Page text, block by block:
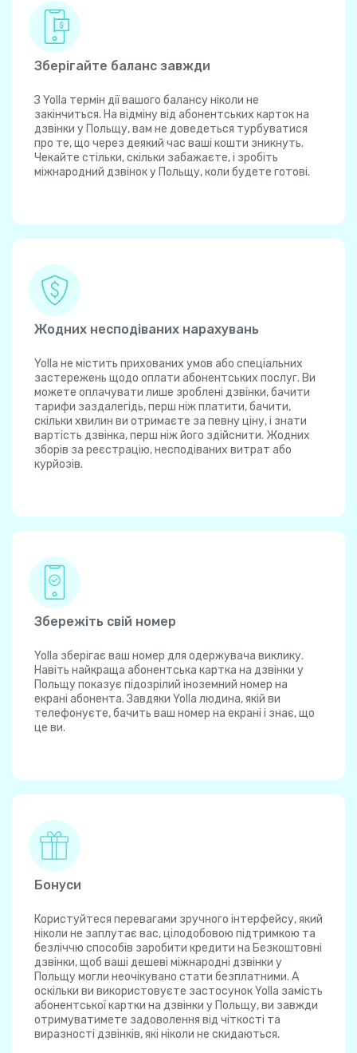
Зберігайте баланс завжди
З Yolla термін дії вашого балансу ніколи не
закінчиться. На відміну від абонентських карток на
дзвінки у Польщу, вам не доведеться турбуватися
про те, що через деякий час ваші кошти зникнуть.
Чекайте стільки, скільки забажаєте, і зробіть
міжнародний дзвінок у Польщу, коли будете готові.
Жодних несподіваних нарахувань
Yolla не містить прихованих умов або спеціальних
застережень щодо оплати абонентських послуг. Ви
можете оплачувати лише зроблені дзвінки, бачити
тарифи заздалегідь, перш ніж платити, бачити,
скільки хвилин ви отримаєте за певну ціну, і знати
вартість дзвінка, перш ніж його здійснити. Жодних
зборів за реєстрацію, несподіваних витрат або
курйозів.
Збережіть свій номер
Yolla зберігає ваш номер для одержувача виклику.
Навіть найкраща абонентська картка на дзвінки у
Польщу показує підозрілий іноземний номер на
екрані абонента. Завдяки Yolla людина, якій ви
телефонуєте, бачить ваш номер на екрані і знає, що
це ви.
Бонуси
Користуйтеся перевагами зручного інтерфейсу, який
ніколи не заплутає вас, цілодобовою підтримкою та
безліччю способів заробити кредити на Безкоштовні
дзвінки, щоб ваші дешеві міжнародні дзвінки у
Польщу могли неочікувано стати безплатними. А
оскільки ви використовуєте застосунок Yolla замість
абонентської картки на дзвінки у Польщу, ви завжди
отримуватимете задоволення від чіткості та
виразності дзвінків, які ніколи не скидаються.